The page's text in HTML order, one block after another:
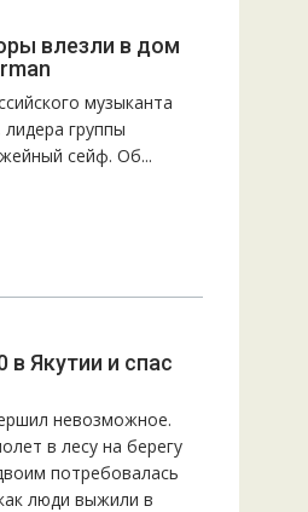
влезли в дом
музыканта
группы
сейф. Об...
Якутии и спас
невозможное.
в лесу на берегу
потребовалась
люди выжили в